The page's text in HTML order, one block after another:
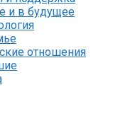
и в будущее
отношения